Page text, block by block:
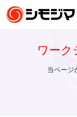
ワーク
当ページ